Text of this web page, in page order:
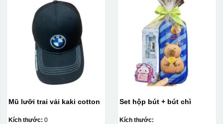
Mũ lưỡi trai vải kaki cotton
Kích thước: 0
Set hộp bút + bút chì
Kích thước: